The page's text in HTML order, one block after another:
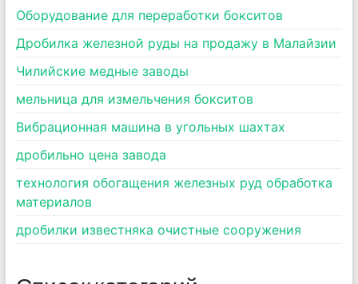
Оборудование для переработки бокситов
Дробилка железной руды на продажу в Малайзии
Чилийские медные заводы
мельница для измельчения бокситов
Вибрационная машина в угольных шахтах
дробильно цена завода
технология обогащения железных руд обработка
материалов
дробилки известняка очистные сооружения